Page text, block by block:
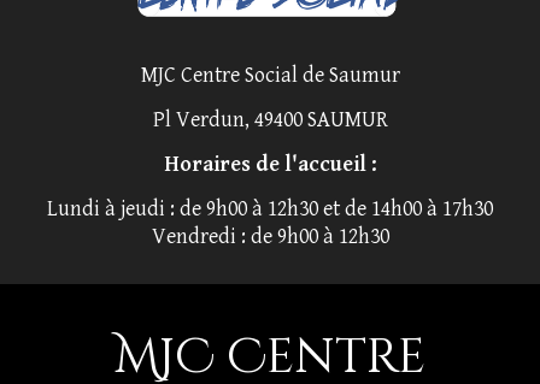
MJC Centre Social de Saumur
Pl Verdun, 49400 SAUMUR
Horaires de l'accueil :
Lundi à jeudi : de 9h00 à 12h30 et de 14h00 à 17h30
Vendredi : de 9h00 à 12h30
MJC Centre